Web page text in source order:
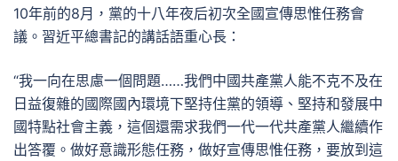
10年前的8月，黨的十八年夜后初次全國宣傳思惟任務會
議。習近平總書記的講話語重心長：
“我一向在思慮一個問題……我們中國共產黨人能不克不及在
日益復雜的國際國內環境下堅持住黨的領導、堅持和發展中
國特點社會主義，這個還需求我們一代一代共產黨人繼續作
出答覆。做好意識形態任務，做好宣傳思惟任務，要放到這